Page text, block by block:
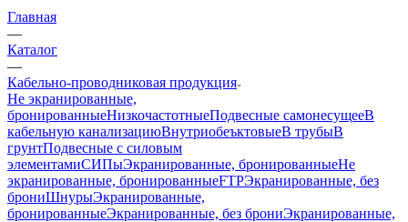
Главная
—
Каталог
—
Кабельно-проводниковая продукция
Не экранированные,
бронированныеНизкочастотныеПодвесные самонесущееВ
кабельную канализациюВнутриобеъктовыеВ трубыВ
грунтПодвесные с силовым
элементамиСИПыЭкранированные, бронированныеНе
экранированные, бронированныеFTPЭкранированные, без
брониШнурыЭкранированные,
бронированныеЭкранированные, без брониЭкранированные,